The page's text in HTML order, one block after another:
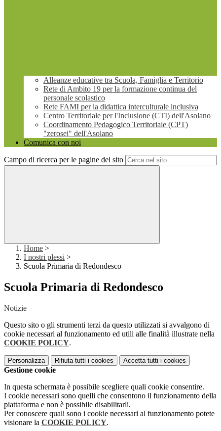
Alleanze educative tra Scuola, Famiglia e Territorio
Rete di Ambito 19 per la formazione continua del
personale scolastico
Rete FAMI per la didattica interculturale inclusiva
Centro Territoriale per l'Inclusione (CTI) dell'Asolano
Coordinamento Pedagogico Territoriale (CPT)
"zerosei" dell'Asolano
Comunica con noi
Campo di ricerca per le pagine del sito
Home >
I nostri plessi >
Scuola Primaria di Redondesco
Scuola Primaria di Redondesco
Notizie
Questo sito o gli strumenti terzi da questo utilizzati si avvalgono di
cookie necessari al funzionamento ed utili alle finalità illustrate nella
COOKIE POLICY.
Personalizza Rifiuta tutti i cookies Accetta tutti i cookies
Gestione cookie
In questa schermata è possibile scegliere quali cookie consentire.
I cookie necessari sono quelli che consentono il funzionamento della
piattaforma e non è possibile disabilitarli.
Per conoscere quali sono i cookie necessari al funzionamento potete
visionare la COOKIE POLICY.